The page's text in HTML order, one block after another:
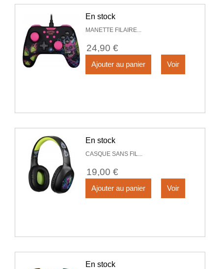
En stock
MANETTE FILAIRE...
24,90 €
Ajouter au panier Voir
En stock
CASQUE SANS FIL...
19,00 €
Ajouter au panier Voir
En stock